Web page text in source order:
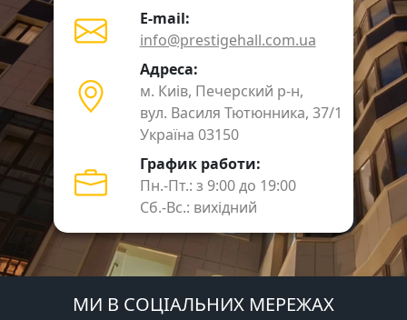
E-mail:
info@prestigehall.com.ua
Адреса:
м. Киів, Печерский р-н,
вул. Василя Тютюнника, 37/1
Україна 03150
График работи:
Пн.-Пт.: з 9:00 до 19:00
Сб.-Вс.: вихідний
МИ В СОЦІАЛЬНИХ МЕРЕЖАХ